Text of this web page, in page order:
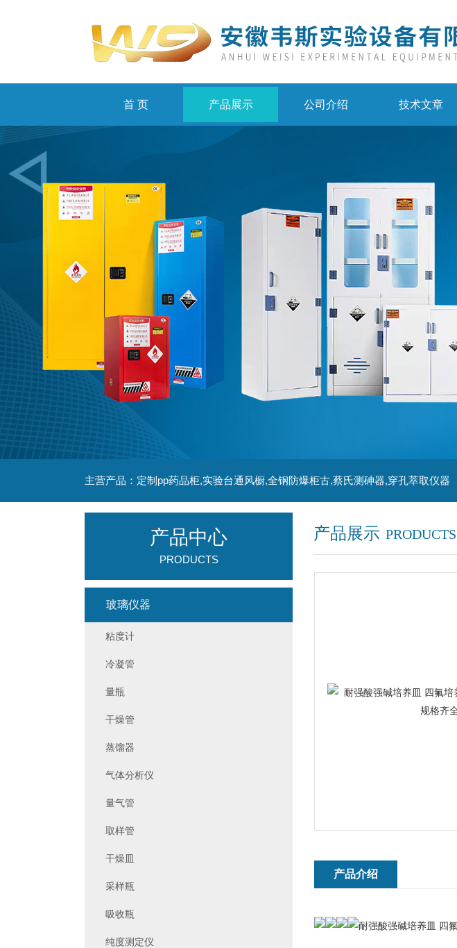
首 页 产品展示 公司介绍 技术文章
主营产品：定制pp药品柜,实验台通风橱,全钢防爆柜古,蔡氏测砷器,穿孔萃取仪器
产品展示 PRODUCTS
产品介绍
耐强酸强碱培养皿 四
产品中心
PRODUCTS
玻璃仪器
粘度计
冷凝管
量瓶
干燥管
蒸馏器
气体分析仪
量气管
取样管
干燥皿
采样瓶
吸收瓶
纯度测定仪